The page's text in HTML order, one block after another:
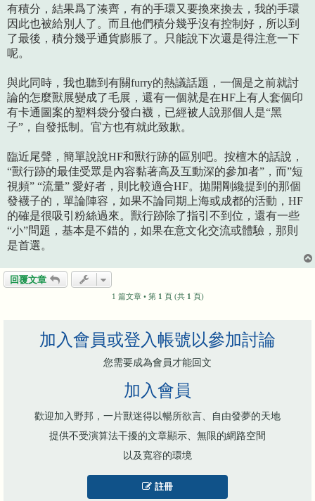
有積分，結果爲了湊齊，有的手環又要換來換去，我的手環
因此也被給別人了。而且他們積分幾乎沒有控制好，所以到
了最後，積分幾乎通貨膨脹了。只能說下次還是得注意一下
呢。
與此同時，我也聽到有關furry的熱議話題，一個是之前就討
論的怎麼獸展變成了毛展，還有一個就是在HF上有人套個印
有卡通圖案的塑料袋分發白襪，已經被人說那個人是“黑
子”，自發抵制。官方也有就此致歉。
臨近尾聲，簡單說說HF和獸行跡的區別吧。按檀木的話說，
“獸行跡的最佳受眾是內容黏著高及互動深的參加者”，而”短
視頻” “流量” 愛好者，則比較適合HF。拋開剛纔提到的那個
發襪子的，單論陣容，如果不論同期上海或成都的活動，HF
的確是很吸引粉絲過來。獸行跡除了指引不到位，還有一些
“小”問題，基本是不錯的，如果在意文化交流或體驗，那則
是首選。
回覆文章
1 篇文章 • 第 1 頁 (共 1 頁)
加入會員或登入帳號以參加討論
您需要成為會員才能回文
加入會員
歡迎加入野邦，一片獸迷得以暢所欲言、自由發夢的天地
提供不受演算法干擾的文章顯示、無限的網路空間
以及寬容的環境
註冊